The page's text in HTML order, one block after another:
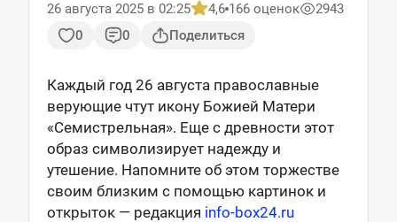
26 августа 2025 в 02:25 4,6 166 оценок
2943
0
0 Поделиться
Каждый год 26 августа православные
верующие чтут икону Божией Матери
«Семистрельная». Еще с древности этот
образ символизирует надежду и
утешение. Напомните об этом торжестве
своим близким с помощью картинок и
открыток — редакция info-box24.ru